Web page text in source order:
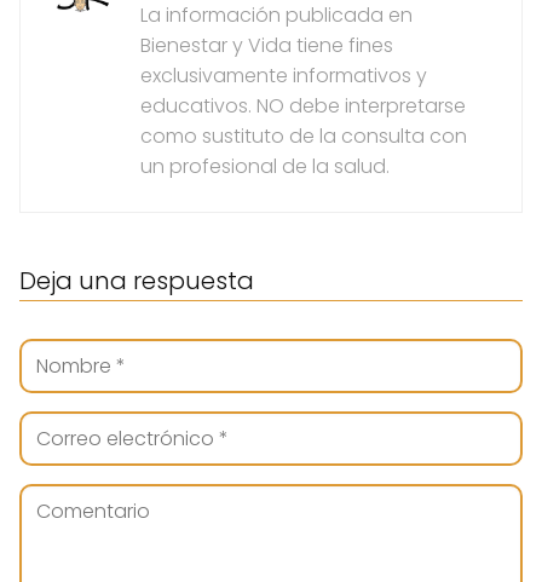
La información publicada en
Bienestar y Vida tiene fines
exclusivamente informativos y
educativos. NO debe interpretarse
como sustituto de la consulta con
un profesional de la salud.
Deja una respuesta